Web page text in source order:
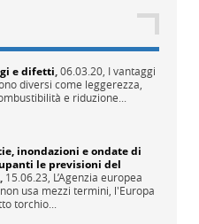
e difetti,06.03.20, I vantaggi
diversi come leggerezza,
e riduzione...
inondazioni e ondate di
le previsioni del
, 15.06.23, L’Agenzia europea
usa mezzi termini, l'Europa
torchio...